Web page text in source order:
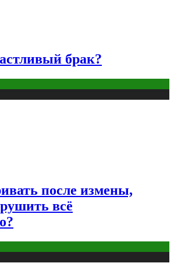
брак?
после измены,
всё